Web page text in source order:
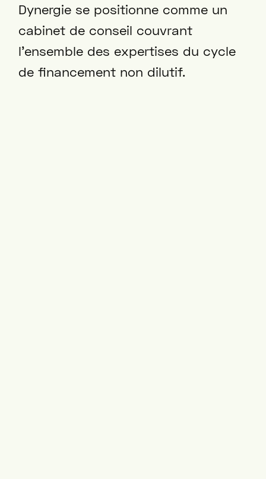
Dynergie se positionne comme un
cabinet de conseil couvrant
l'ensemble des expertises du cycle
de financement non dilutif.